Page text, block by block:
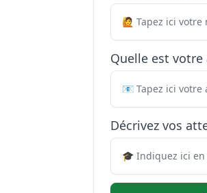
Quelle est votre
Décrivez vos